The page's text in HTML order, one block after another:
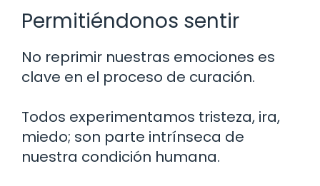
Permitiéndonos sentir
No reprimir nuestras emociones es
clave en el proceso de curación.
Todos experimentamos tristeza, ira,
miedo; son parte intrínseca de
nuestra condición humana.